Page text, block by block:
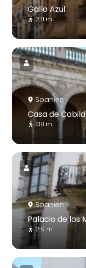
Gallo Azul
231 m
Spanien
Casa de
138 m
Spanien
Palacio de los
219 m